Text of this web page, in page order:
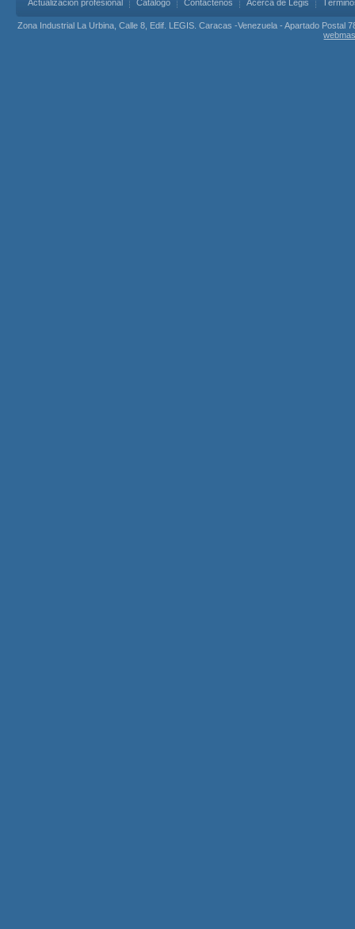
Actualización profesional Catálogo Contáctenos Acerca de Legis
Zona Industrial La Urbina, Calle 8, Edif. LEGIS. Caracas -Venezuela - Apartado